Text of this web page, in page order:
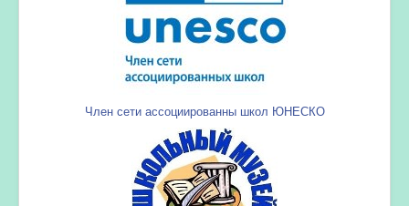
Член сети ассоциированны школ ЮНЕСКО